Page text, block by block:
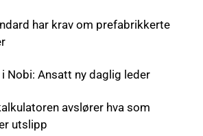
har krav om prefabrikkerte
Nobi: Ansatt ny daglig leder
avslører hva som
utslipp